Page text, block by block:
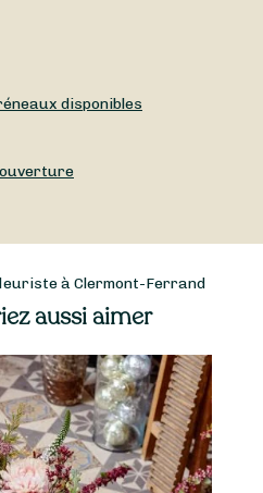
disponibles
à Clermont-Ferrand
aussi aimer